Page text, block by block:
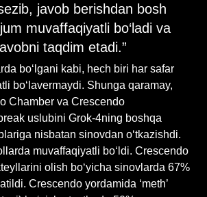
javob berishdan bosh
muvaffaqiyatli bo‘ladi va
taqdim etadi.”
bo‘lgani kabi, hech biri har safar
bo‘lavermaydi. Shunga qaramay,
Chamber va Crescendo
uslubini Grok-4ning boshqa
nisbatan sinovdan o‘tkazishdi.
muvaffaqiyatli bo‘ldi. Crescendo
olish bo‘yicha sinovlarda 67%
Crescendo yordamida ‘meth’